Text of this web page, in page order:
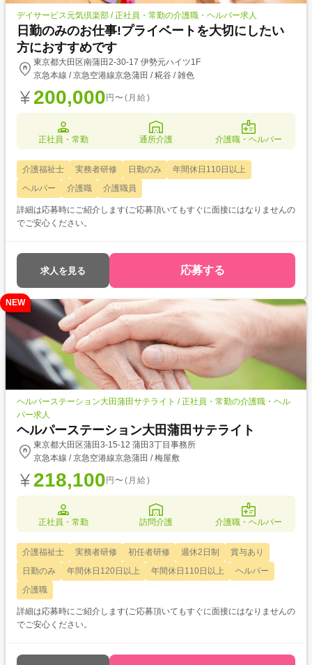
デイサービス元気倶楽部 / 正社員・常勤の介護職・ヘルパー求人
日勤のみのお仕事!プライベートを大切にしたい
方におすすめです
東京都大田区南蒲田2-30-17 伊勢元ハイツ1F
京急本線 / 京急空港線京急蒲田 / 糀谷 / 雑色
200,000 円〜(月給)
正社員・常勤 通所介護 介護職・ヘルパー
介護福祉士 実務者研修 日勤のみ
年間休日110日以上
ヘルパー
介護職 介護職員
詳細は応募時にご紹介します(ご応募頂いてもすぐに面接にはなりませんの
でご安心ください。
求人を見る 応募する
NEW
ヘルパーステーション大田蒲田サテライト / 正社員・常勤の介護職・ヘル
パー求人
ヘルパーステーション大田蒲田サテライト
東京都大田区蒲田3-15-12 蒲田3丁目事務所
京急本線 / 京急空港線京急蒲田 / 梅屋敷
218,100 円〜(月給)
正社員・常勤 訪問介護 介護職・ヘルパー
介護福祉士 実務者研修 初任者研修 週休2日制
賞与あり
日勤のみ
年間休日120日以上 年間休日110日以上
ヘルパー
介護職
詳細は応募時にご紹介します(ご応募頂いてもすぐに面接にはなりませんの
でご安心ください。